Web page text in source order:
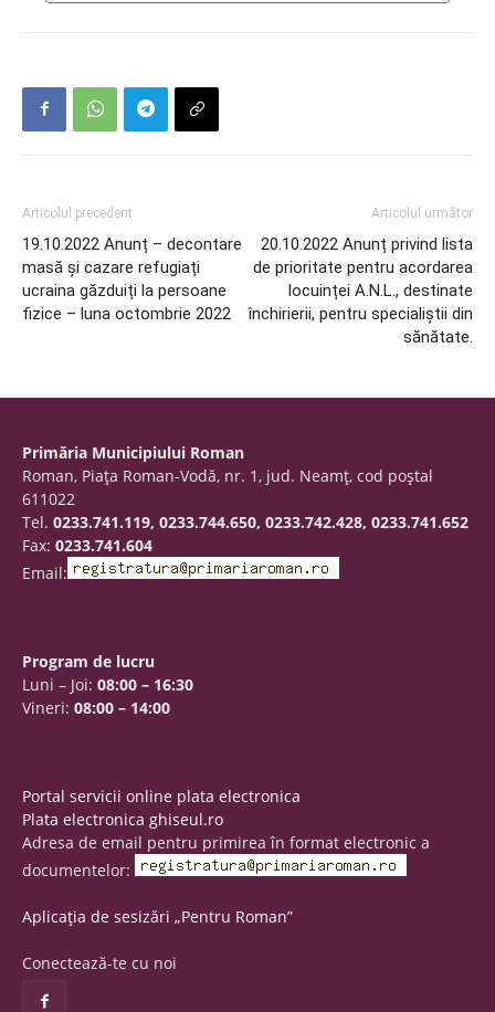
Articolul precedent
19.10.2022 Anunț – decontare
masă și cazare refugiați
ucraina găzduiți la persoane
fizice – luna octombrie 2022
Articolul următor
20.10.2022 Anunț privind lista
de prioritate pentru acordarea
locuinței A.N.L., destinate
închirierii, pentru specialiștii din
sănătate.
Primăria Municipiului Roman
Roman, Piaţa Roman-Vodă, nr. 1, jud. Neamţ, cod poştal
611022
Tel. 0233.741.119, 0233.744.650, 0233.742.428, 0233.741.652
Fax: 0233.741.604
Email:
Program de lucru
Luni – Joi: 08:00 – 16:30
Vineri: 08:00 – 14:00
Portal servicii online plata electronica
Plata electronica ghiseul.ro
Adresa de email pentru primirea în format electronic a
documentelor:
Aplicația de sesizări „Pentru Roman”
Conectează-te cu noi